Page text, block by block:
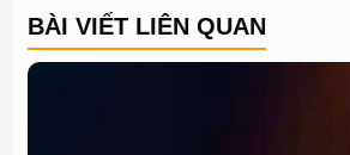
BÀI VIẾT LIÊN QUAN